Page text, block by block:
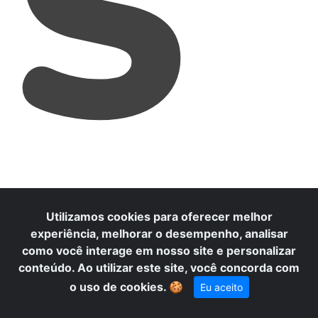
Utilizamos cookies para oferecer melhor
experiência, melhorar o desempenho, analisar
como você interage em nosso site e personalizar
conteúdo. Ao utilizar este site, você concorda com
o uso de cookies. 🍪 Eu aceito